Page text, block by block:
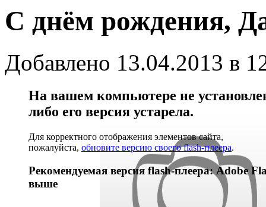
С днём рождения,
Добавлено 13.04.2013 в
На вашем компьютере не
либо его версия устарела.
Для корректного отображения элементов сайта,
пожалуйста, обновите версию своего flash-плеера.
Рекомендуемая версия flash-плеера: Adobe
выше